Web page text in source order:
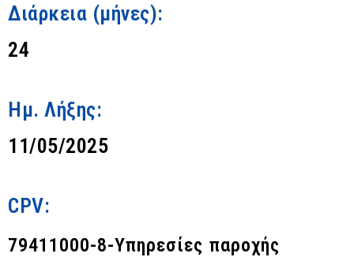
Διάρκεια (μήνες):
24
Ημ. Λήξης:
11/05/2025
CPV:
79411000-8-Υπηρεσίες παροχής